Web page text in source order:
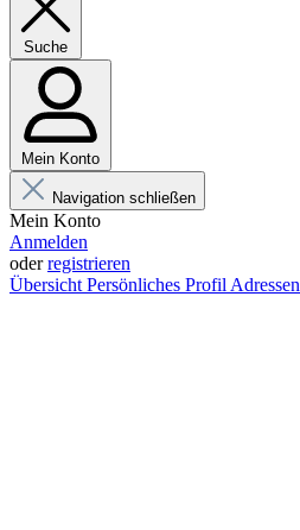
Suche
Mein Konto
Navigation schließen
Mein Konto
Anmelden
oderregistrieren
Übersicht Persönliches Profil Adressen